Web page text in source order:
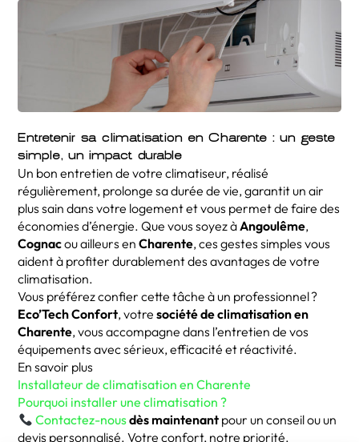
Entretenir sa climatisation en Charente : un geste
simple, un impact durable
Un bon entretien de votre climatiseur, réalisé
régulièrement, prolonge sa durée de vie, garantit un air
plus sain dans votre logement et vous permet de faire des
économies d’énergie. Que vous soyez àAngoulême,
Cognacou ailleurs enCharente, ces gestes simples vous
aident à profiter durablement des avantages de votre
climatisation.
Vous préférez confier cette tâche à un professionnel ?
Eco’Tech Confort, votresociété de climatisation en
Charente, vous accompagne dans l’entretien de vos
équipements avec sérieux, efficacité et réactivité.
En savoir plus
Installateur de climatisation en Charente
Pourquoi installer une climatisation ?
Contactez-nousdès maintenantpour un conseil ou un
devis personnalisé. Votre confort, notre priorité.